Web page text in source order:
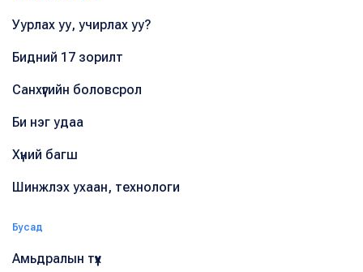
Уурлах уу, учирлах уу?
Бидний 17 зорилт
Санхүүгийн боловсрол
Би нэг удаа
Хүний багш
Шинжлэх ухаан, технологи
Бусад
Амьдралын түүх